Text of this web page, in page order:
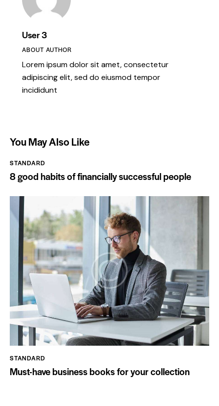
User 3
ABOUT AUTHOR
Lorem ipsum dolor sit amet, consectetur
adipiscing elit, sed do eiusmod tempor
incididunt
You May Also Like
STANDARD
8 good habits of financially successful people
STANDARD
Must-have business books for your collection